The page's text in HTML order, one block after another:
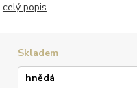
celý popis
Skladem